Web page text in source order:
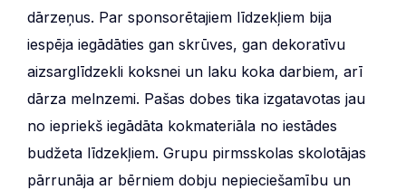
dārzeņus. Par sponsorētajiem līdzekļiem bija
iespēja iegādāties gan skrūves, gan dekoratīvu
aizsarglīdzekli koksnei un laku koka darbiem, arī
dārza melnzemi. Pašas dobes tika izgatavotas jau
no iepriekš iegādāta kokmateriāla no iestādes
budžeta līdzekļiem. Grupu pirmsskolas skolotājas
pārrunāja ar bērniem dobju nepieciešamību un